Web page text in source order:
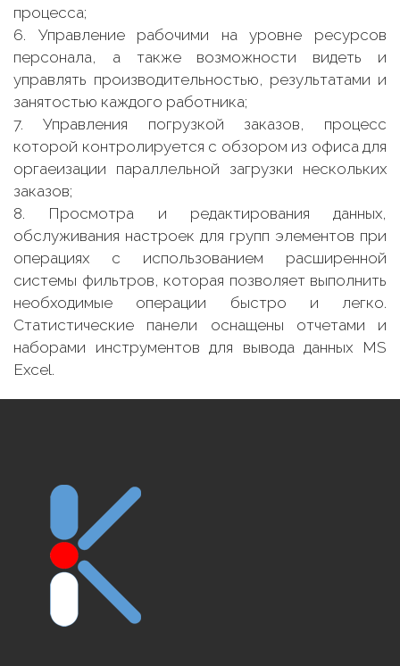
процесса;
6. Управление рабочими на уровне ресурсов
персонала, а также возможности видеть и
управлять производительностью, результатами и
занятостью каждого работника;
7. Управления погрузкой заказов, процесс
которой контролируется с обзором из офиса для
оргаеизации параллельной загрузки нескольких
заказов;
8. Просмотра и редактирования данных,
обслуживания настроек для групп элементов при
операциях с использованием расширенной
системы фильтров, которая позволяет выполнить
необходимые операции быстро и легко.
Статистические панели оснащены отчетами и
наборами инструментов для вывода данных MS
Excel.